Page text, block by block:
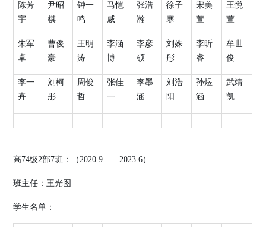
陈芳
宇
尹昭
棋
钟一
鸣
马恺
威
张浩
瀚
徐子
寒
宋美
萱
王悦
萱
朱军
卓
曹俊
豪
王明
涛
李涵
博
李彦
硕
刘姝
彤
李昕
睿
牟世
俊
李一
卉
刘柯
彤
周俊
哲
张佳
一
李墨
涵
刘浩
阳
孙煜
涵
武靖
凯
高74级2部7班：（2020.9——2023.6）
班主任：王光图
学生名单：